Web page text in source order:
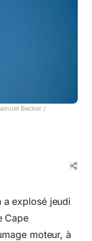
Becker /
a explosé jeudi
Cape
moteur, à